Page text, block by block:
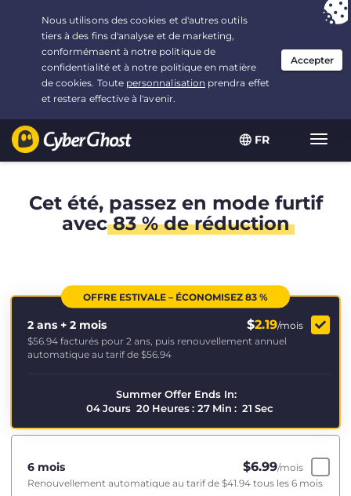
FR
Vous avez opté pour :L'offre la plus avantageuse
2.1666666666667 ans à $2.19/mois
Cet été, passez en mode furtif
avec83 % de réduction
OFFRE ESTIVALE – ÉCONOMISEZ 83 %
2 ans + 2 mois $2.19/mois
$56.94 facturés pour 2 ans, puis renouvellement annuel
automatique au tarif de $56.94
Summer Offer Ends In:
04 Jours 20 Heures : 27 Min : 21 Sec
6 mois $6.99/mois
Renouvellement automatique au tarif de $41.94 tous les 6 mois